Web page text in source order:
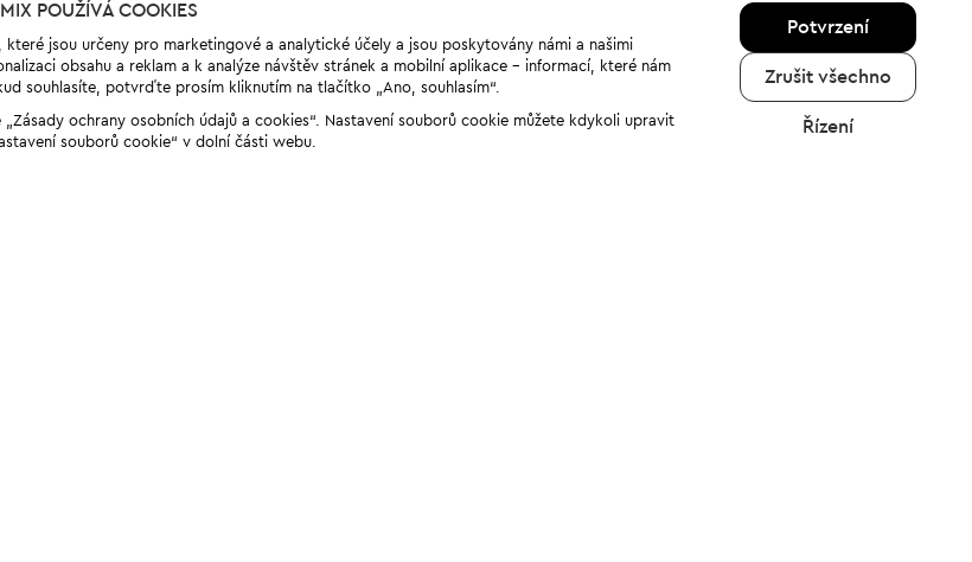
POUŽÍVÁ COOKIES
jsou určeny pro marketingové a analytické účely a jsou poskytovány námi a našimi
obsahu a reklam a k analýze návštěv stránek a mobilní aplikace - informací, které nám
souhlasíte, potvrďte prosím kliknutím na tlačítko „Ano, souhlasím“.
ochrany osobních údajů a cookies“. Nastavení souborů cookie můžete kdykoli upravit
souborů cookie“ v dolní části webu.
Potvrzení
Zrušit všechno
Řízení